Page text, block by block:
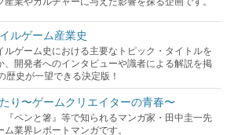
ルゲーム産業史
ルゲーム史における主要なトピック・タイトルを
、開発者へのインタビューや識者による解説を掲
歴史が一望できる決定版！
り〜ゲームクリエイターの青春〜
『ペンと箸』等で知られるマンガ家・田中圭一先
業界レポートマンガです。